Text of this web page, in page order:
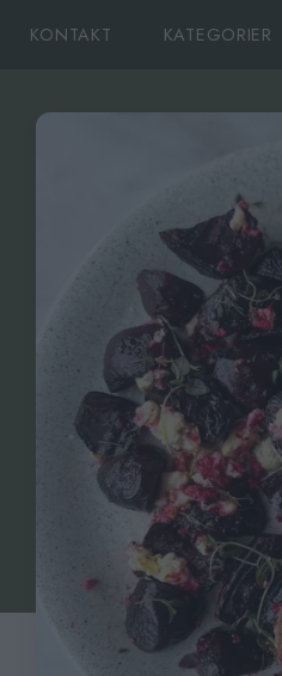
KONTAKT KATEGORIER